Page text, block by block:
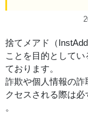
捨てメアド（
ことを目的として
ております。
詐欺や個人情報の
クセスされる際は
。